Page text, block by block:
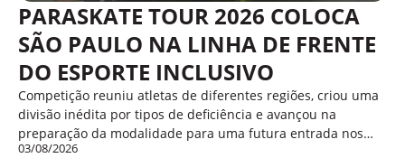
PARASKATE TOUR 2026 COLOCA
SÃO PAULO NA LINHA DE FRENTE
DO ESPORTE INCLUSIVO
Competição reuniu atletas de diferentes regiões, criou uma
divisão inédita por tipos de deficiência e avançou na
preparação da modalidade para uma futura entrada nos…
03/08/2026